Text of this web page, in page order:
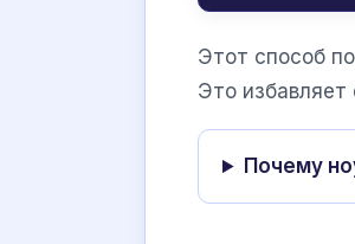
Этот способ
Это
Почему